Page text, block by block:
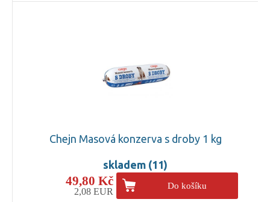
Chejn Masová konzerva s droby 1 kg
skladem (11)
49,80 Kč
2,08 EUR
Do košíku